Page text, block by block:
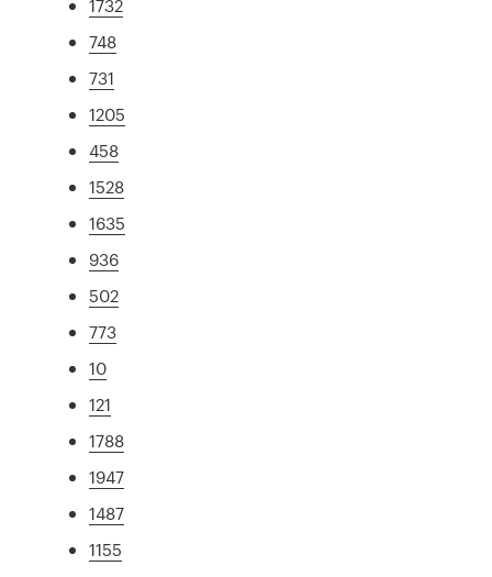
1732
748
731
1205
458
1528
1635
936
502
773
10
121
1788
1947
1487
1155